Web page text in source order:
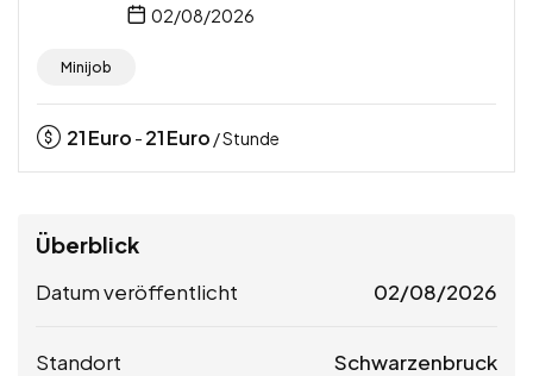
02/08/2026
Minijob
21Euro - 21Euro / Stunde
Überblick
Datum veröffentlicht 02/08/2026
Standort Schwarzenbruck